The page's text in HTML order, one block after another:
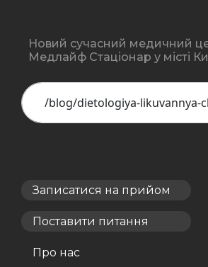
Новий сучасний медичний
Медлайф Стаціонар у місті
Записатися на прийом
Поставити питання
Про нас